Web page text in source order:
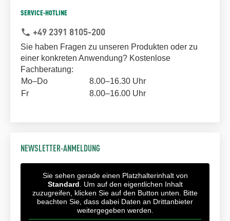
SERVICE-HOTLINE
phone +49 2391 8105-200
Sie haben Fragen zu unseren Produkten oder zu
einer konkreten Anwendung? Kostenlose
Fachberatung:
Mo–Do
8.00–16.30 Uhr
Fr
8.00–16.00 Uhr
NEWSLETTER-ANMELDUNG
Sie sehen gerade einen Platzhalterinhalt von
Standard . Um auf den eigentlichen Inhalt
zuzugreifen, klicken Sie auf den Button unten. Bitte
beachten Sie, dass dabei Daten an Drittanbieter
weitergegeben werden.